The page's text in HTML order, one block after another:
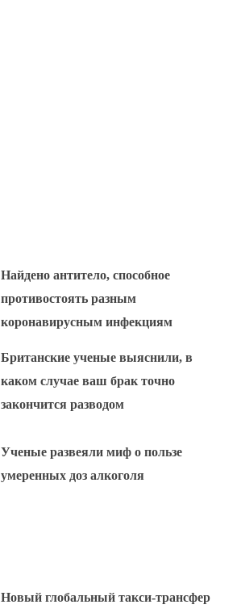
Найдено антитело, способное
противостоять разным
коронавирусным инфекциям
Британские ученые выяснили, в
каком случае ваш брак точно
закончится разводом
Ученые развеяли миф о пользе
умеренных доз алкоголя
Новый глобальный такси-трансфер